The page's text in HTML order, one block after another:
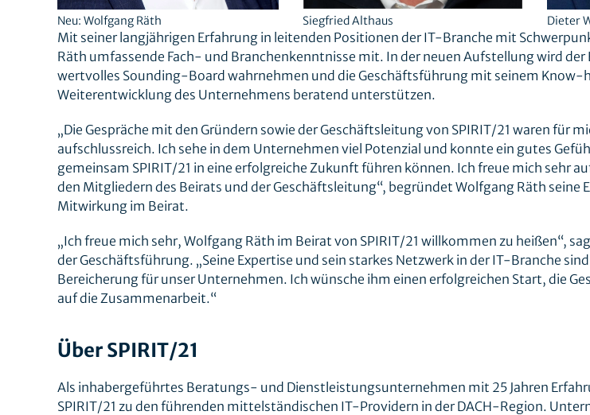
Neu: Wolfgang Räth Siegfried Althaus Dieter
Mit seiner langjährigen Erfahrung in leitenden Positionen der IT-Branche mit
Räth umfassende Fach- und Branchenkenntnisse mit. In der neuen Aufstellung wird der
wertvolles Sounding-Board wahrnehmen und die Geschäftsführung mit seinem Know-
Weiterentwicklung des Unternehmens beratend unterstützen.
„Die Gespräche mit den Gründern sowie der Geschäftsleitung von SPIRIT/21 waren für
aufschlussreich. Ich sehe in dem Unternehmen viel Potenzial und konnte ein gutes
gemeinsam SPIRIT/21 in eine erfolgreiche Zukunft führen können. Ich freue mich sehr
den Mitgliedern des Beirats und der Geschäftsleitung“, begründet Wolfgang Räth seine
Mitwirkung im Beirat.
„Ich freue mich sehr, Wolfgang Räth im Beirat von SPIRIT/21 willkommen zu heißen“,
der Geschäftsführung. „Seine Expertise und sein starkes Netzwerk in der IT-Branche
Bereicherung für unser Unternehmen. Ich wünsche ihm einen erfolgreichen Start, die
auf die Zusammenarbeit.“
Über SPIRIT/21
Als inhabergeführtes Beratungs- und Dienstleistungsunternehmen mit 25 Jahren
SPIRIT/21 zu den führenden mittelständischen IT-Providern in der DACH-Region.